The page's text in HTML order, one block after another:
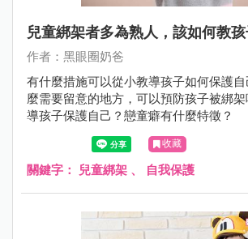
兒童綁架者多為熟人，該如何教
作者：黑眼圈奶爸
有什麼措施可以從小教導孩子如何保護
麼需要留意的地方，可以預防孩子被綁
導孩子保護自己？戀童癖有什麼特徵？
收藏
關鍵字： 兒童綁架 、 自我保護